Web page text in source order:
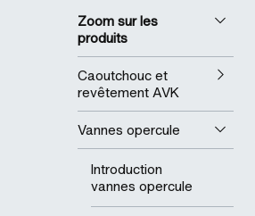
Zoom sur les
produits
Caoutchouc et
revêtement AVK
Vannes opercule
Introduction
vannes opercule